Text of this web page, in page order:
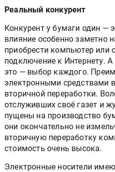
Реальный конкурент
Конкурент у бумаги один —
влияние особенно заметно
приобрести компьютер или
подключение к Интернету.
это — выбор каждого.
электронными средствами
вторичной переработки.
отслуживших своё газет и
пущены на производство
они окончательно не
вторичную переработку
стоимость очень высока.
Электронные носители